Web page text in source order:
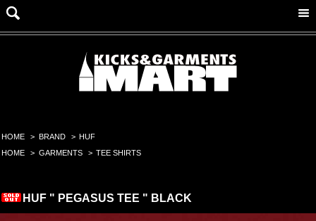
HOME > BRAND > HUF
HOME
> GARMENTS > TEE SHIRTS
HUF " PEGASUS TEE " BLACK